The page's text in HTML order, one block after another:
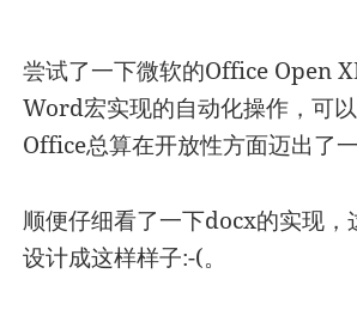
尝试了一下微软的Office Open
Word宏实现的自动化操作，可
Office总算在开放性方面迈出了一
顺便仔细看了一下docx的实现
设计成这样样子:-(。